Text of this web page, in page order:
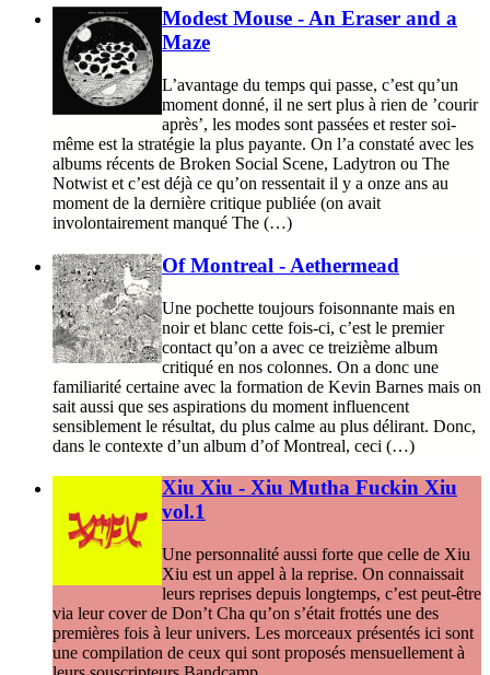
Modest Mouse - An Eraser and a
Maze
L’avantage du temps qui passe, c’est qu’un
moment donné, il ne sert plus à rien de ’courir
après’, les modes sont passées et rester soi-
même est la stratégie la plus payante. On l’a constaté avec les
albums récents de Broken Social Scene, Ladytron ou The
Notwist et c’est déjà ce qu’on ressentait il y a onze ans au
moment de la dernière critique publiée (on avait
involontairement manqué The (…)
Of Montreal - Aethermead
Une pochette toujours foisonnante mais en
noir et blanc cette fois-ci, c’est le premier
contact qu’on a avec ce treizième album
critiqué en nos colonnes. On a donc une
familiarité certaine avec la formation de Kevin Barnes mais on
sait aussi que ses aspirations du moment influencent
sensiblement le résultat, du plus calme au plus délirant. Donc,
dans le contexte d’un album d’of Montreal, ceci (…)
Xiu Xiu - Xiu Mutha Fuckin Xiu
vol.1
Une personnalité aussi forte que celle de Xiu
Xiu est un appel à la reprise. On connaissait
leurs reprises depuis longtemps, c’est peut-être
via leur cover de Don’t Cha qu’on s’était frottés une des
premières fois à leur univers. Les morceaux présentés ici sont
une compilation de ceux qui sont proposés mensuellement à